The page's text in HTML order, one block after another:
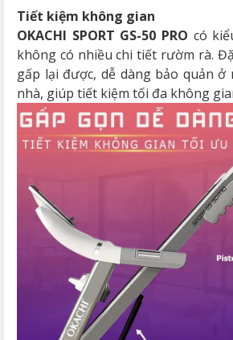
Tiết kiệm không gian
OKACHI SPORT GS-50 PRO có
không có nhiều chi tiết rườm rà.
gấp lại được, dễ dàng bảo quản
nhà, giúp tiết kiệm tối đa không